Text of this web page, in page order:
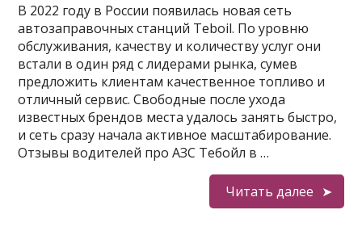
В 2022 году в России появилась новая сеть
автозаправочных станций Teboil. По уровню
обслуживания, качеству и количеству услуг они
встали в один ряд с лидерами рынка, сумев
предложить клиентам качественное топливо и
отличный сервис. Свободные после ухода
известных брендов места удалось занять быстро,
и сеть сразу начала активное масштабирование.
Отзывы водителей про АЗС Тебойл в …
Читать далее